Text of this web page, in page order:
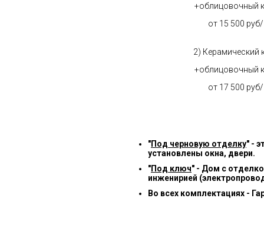
+облицовочный
от 15 500
2) Керамический
+облицовочный
от 17 500
"Под черновую отделку" -
установлены окна, двери.
"Под ключ" - Дом с
инженирией
Во всех комплектациях -